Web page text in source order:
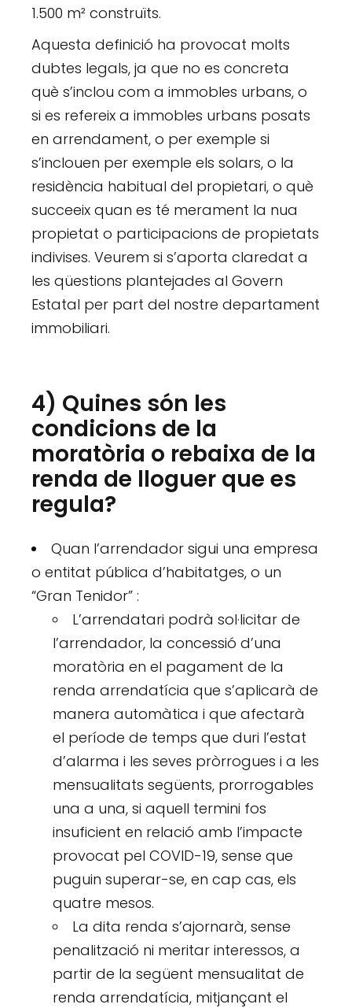
1.500 m² construïts.
Aquesta definició ha provocat molts
dubtes legals, ja que no es concreta
què s’inclou com a immobles urbans, o
si es refereix a immobles urbans posats
en arrendament, o per exemple si
s’inclouen per exemple els solars, o la
residència habitual del propietari, o què
succeeix quan es té merament la nua
propietat o participacions de propietats
indivises. Veurem si s’aporta claredat a
les qüestions plantejades al Govern
Estatal per part del nostre departament
immobiliari.
4) Quines són les
condicions de la
moratòria o rebaixa de la
renda de lloguer que es
regula?
Quan l’arrendador sigui una empresa
o entitat pública d’habitatges, o un
“Gran Tenidor” :
L’arrendatari podrà sol·licitar de
l’arrendador, la concessió d’una
moratòria en el pagament de la
renda arrendatícia que s’aplicarà de
manera automàtica i que afectarà
el període de temps que duri l’estat
d’alarma i les seves pròrrogues i a les
mensualitats següents, prorrogables
una a una, si aquell termini fos
insuficient en relació amb l’impacte
provocat pel COVID-19, sense que
puguin superar-se, en cap cas, els
quatre mesos.
La dita renda s’ajornarà, sense
penalització ni meritar interessos, a
partir de la següent mensualitat de
renda arrendatícia, mitjançant el